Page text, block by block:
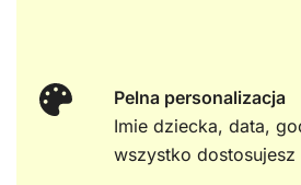
Pelna personalizacja
Imie dziecka, data,
wszystko